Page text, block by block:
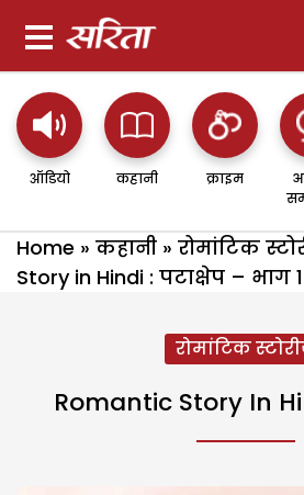
ऑडियो कहानी क्राइम
Home » कहानी » रोमांटिक
Story in Hindi : पटाक्षेप – भाग 1
रोमांटिक
Romantic Story In